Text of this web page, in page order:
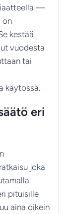
—
on
kestää
vuodesta
tai
käytössä.
eri
joka
pituisille
aina oikein